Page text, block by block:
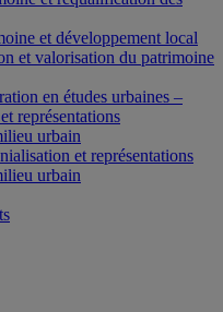
et développement local
et valorisation du patrimoine
en études urbaines –
représentations
urbain
et représentations
urbain